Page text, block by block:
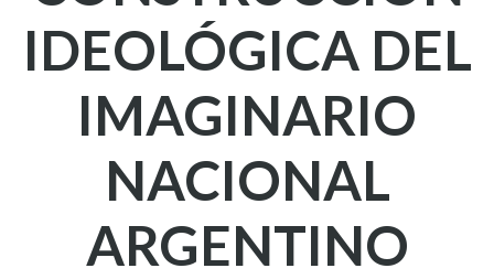
IDEOLÓGICA DEL
IMAGINARIO
NACIONAL
ARGENTINO